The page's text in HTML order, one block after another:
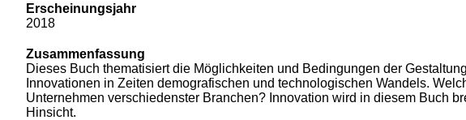
Erscheinungsjahr
2018
Zusammenfassung
Dieses Buch thematisiert die Möglichkeiten und Bedingungen der
Innovationen in Zeiten demografischen und technologischen Wandels.
Unternehmen verschiedenster Branchen? Innovation wird in diesem Buch
Hinsicht.